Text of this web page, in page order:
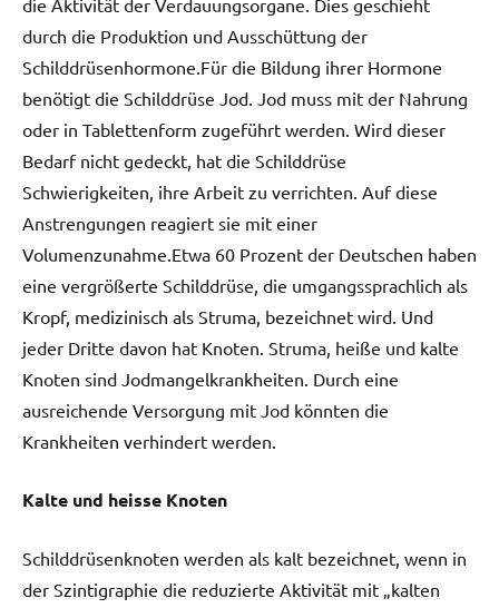
die Aktivität der Verdauungsorgane. Dies geschieht
durch die Produktion und Ausschüttung der
Schilddrüsenhormone.Für die Bildung ihrer Hormone
benötigt die Schilddrüse Jod. Jod muss mit der Nahrung
oder in Tablettenform zugeführt werden. Wird dieser
Bedarf nicht gedeckt, hat die Schilddrüse
Schwierigkeiten, ihre Arbeit zu verrichten. Auf diese
Anstrengungen reagiert sie mit einer
Volumenzunahme.Etwa 60 Prozent der Deutschen haben
eine vergrößerte Schilddrüse, die umgangssprachlich als
Kropf, medizinisch als Struma, bezeichnet wird. Und
jeder Dritte davon hat Knoten. Struma, heiße und kalte
Knoten sind Jodmangelkrankheiten. Durch eine
ausreichende Versorgung mit Jod könnten die
Krankheiten verhindert werden.
Kalte und heisse Knoten
Schilddrüsenknoten werden als kalt bezeichnet, wenn in
der Szintigraphie die reduzierte Aktivität mit „kalten